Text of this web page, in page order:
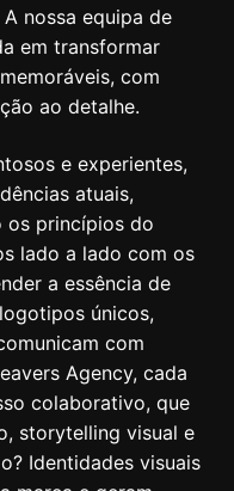
nossa equipa de
em transformar
com
ao detalhe.
e experientes,
atuais,
os princípios do
lado a lado com os
a essência de
únicos,
com
Agency, cada
colaborativo, que
storytelling visual e
Identidades visuais